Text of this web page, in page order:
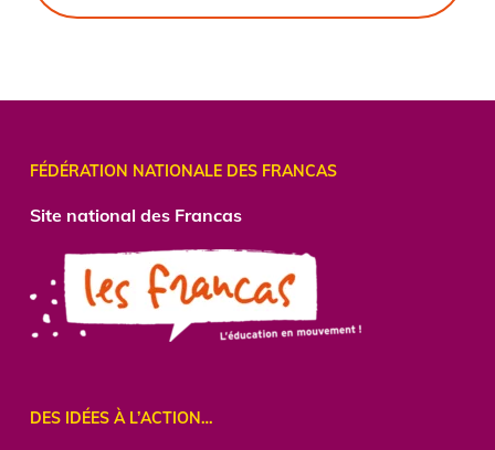
FÉDÉRATION NATIONALE DES FRANCAS
Site national des Francas
DES IDÉES À L’ACTION…